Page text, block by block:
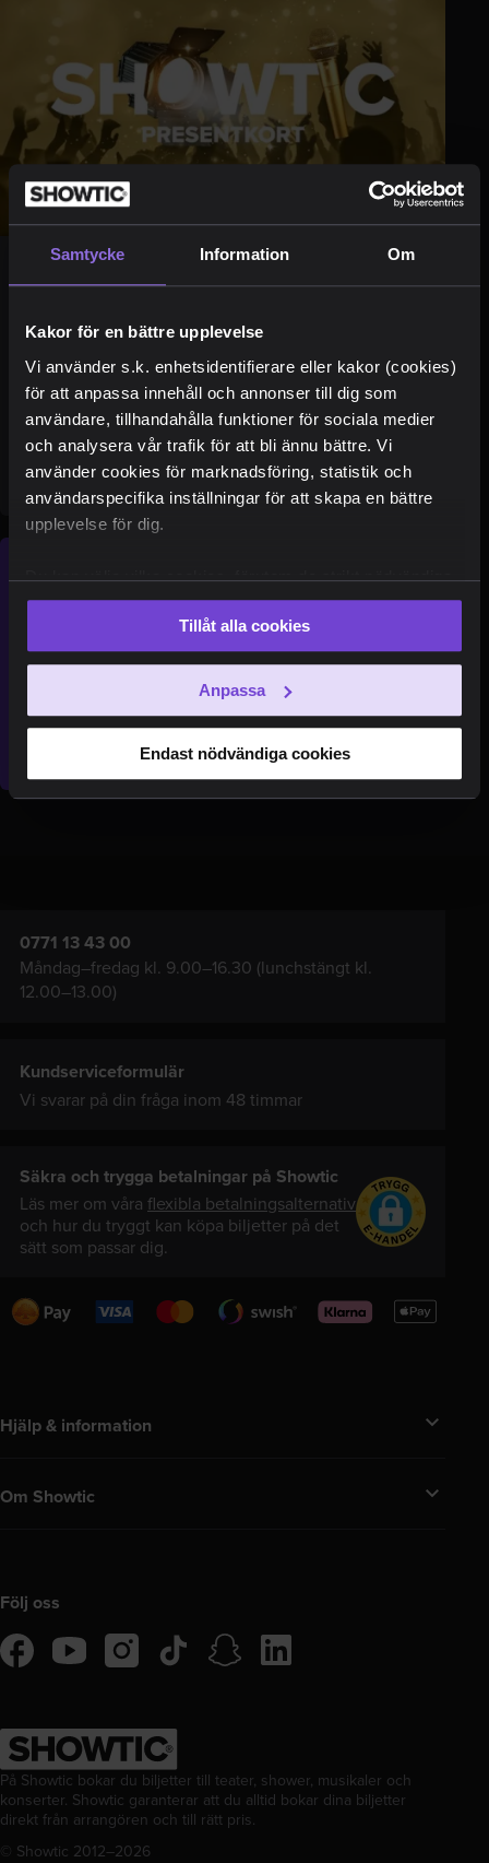
Samtycke Information Om
Kakor för en bättre upplevelse
Vi använder s.k. enhetsidentifierare eller kakor (cookies)
för att anpassa innehåll och annonser till dig som
användare, tillhandahålla funktioner för sociala medier
och analysera vår trafik för att bli ännu bättre. Vi
använder cookies för marknadsföring, statistik och
användarspecifika inställningar för att skapa en bättre
upplevelse för dig.
Du kan välja vilka cookies, förutom de strikt nödvändiga,
som du vill acceptera. Du kan också när som helst ändra
ditt val eller återkalla ditt samtycke genom att klicka på
den runda symbolen i skärmens nederkant.
Tillåt alla cookies
Anpassa
Endast nödvändiga cookies
Presentkort
Ge bort en fantastisk upplevelse och håva in
pluspoängen! Showtics presentkort är den
perfekta gåvan.
Köp presentkort
Nyhetsbrev
Senaste nyheterna
Unika erbjudanden
Ta del av "behind the scenes"
0771 13 43 00
Måndag–fredag kl. 9.00–16.30 (lunchstängt kl.
12.00–13.00)
Kundserviceformulär
Vi svarar på din fråga inom 48 timmar
Säkra och trygga betalningar på Showtic
Läs mer om våra flexibla betalningsalternativ
och hur du tryggt kan köpa biljetter på det
sätt som passar dig.
Swedbank
Pay
Visa MastercardSwish Klarna
Apple
Pay
Hjälp & information
Om Showtic
Följ oss
facebookyoutubeinstagramtiktok snapchatlinkedIn
På Showtic bokar du biljetter till teater, shower, musikaler och
konserter. Showtic garanterar att du alltid bokar dina biljetter
direkt från arrangören och till rätt pris.
© Showtic 2012–2026